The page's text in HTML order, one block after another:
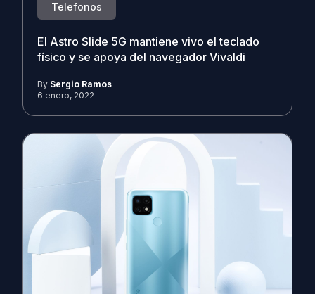
Telefonos
El Astro Slide 5G mantiene vivo el teclado
físico y se apoya del navegador Vivaldi
By Sergio Ramos
6 enero, 2022